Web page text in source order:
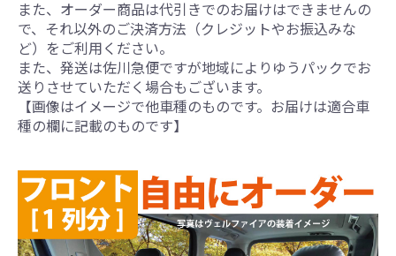
また、オーダー商品は代引きでのお届けはできませんの
で、それ以外のご決済方法（クレジットやお振込みな
ど）をご利用ください。
また、発送は佐川急便ですが地域によりゆうパックでお
送りさせていただく場合もございます。
【画像はイメージで他車種のものです。お届けは適合車
種の欄に記載のものです】